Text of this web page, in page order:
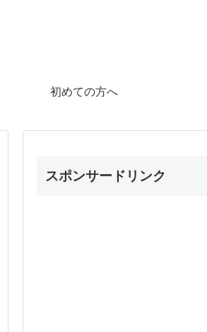
初めての方へ
スポンサードリンク